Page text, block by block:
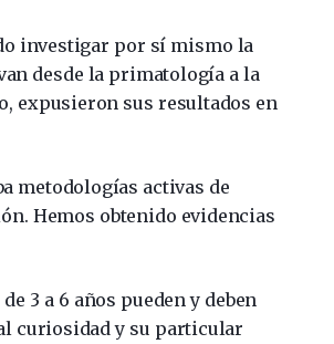
investigar por sí mismo la
desde la primatología a la
expusieron sus resultados en
metodologías activas de
Hemos obtenido evidencias
3 a 6 años pueden y deben
curiosidad y su particular